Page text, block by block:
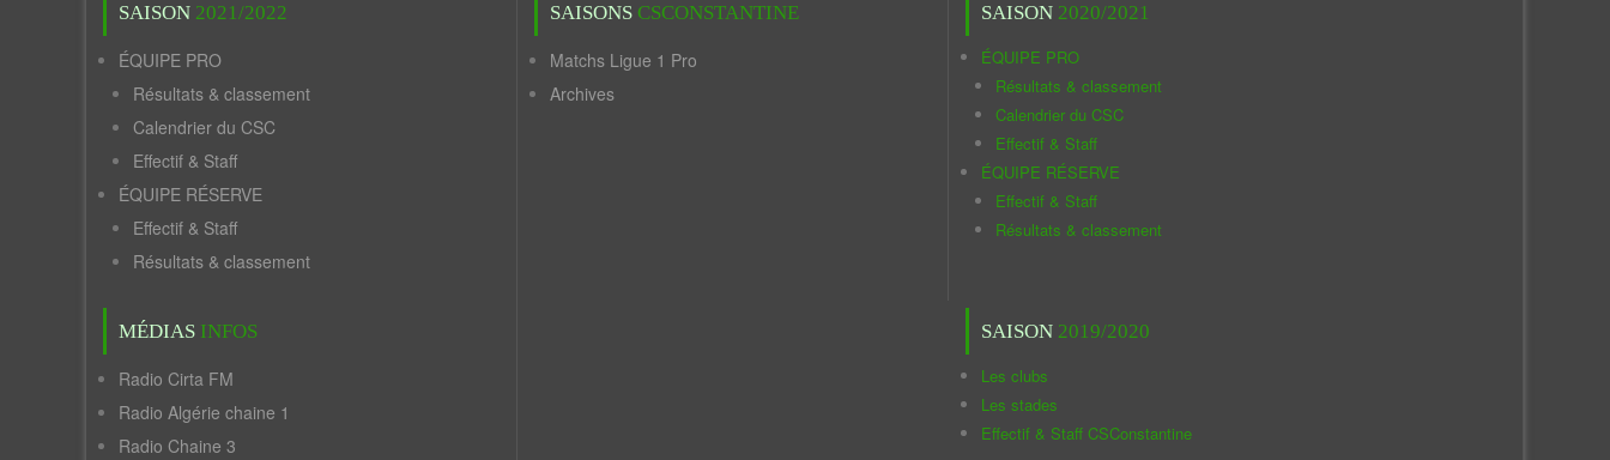
SAISON 2021/2022
ÉQUIPE PRO
Résultats & classement
Calendrier du CSC
Effectif & Staff
ÉQUIPE RÉSERVE
Effectif & Staff
Résultats & classement
MÉDIAS INFOS
Radio Cirta FM
Radio Algérie chaine 1
Radio Chaine 3
SAISONS CSCONSTANTINE
Matchs Ligue 1 Pro
Archives
SAISON 2020/2021
ÉQUIPE PRO
Résultats & classement
Calendrier du CSC
Effectif & Staff
ÉQUIPE RÉSERVE
Effectif & Staff
Résultats & classement
SAISON 2019/2020
Les clubs
Les stades
Effectif & Staff CSConstantine